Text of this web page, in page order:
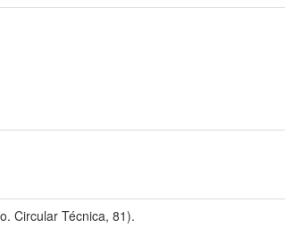
Circular Técnica, 81).